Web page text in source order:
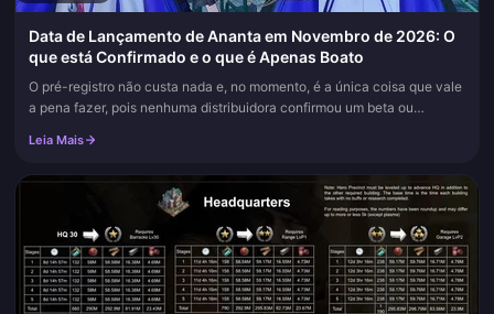
Data de Lançamento de Ananta em Novembro de 2026: O
que está Confirmado e o que é Apenas Boato
O pré-registro não custa nada e, no momento, é a única coisa que vale
a pena fazer, pois nenhuma distribuidora confirmou um beta ou
Leia Mais